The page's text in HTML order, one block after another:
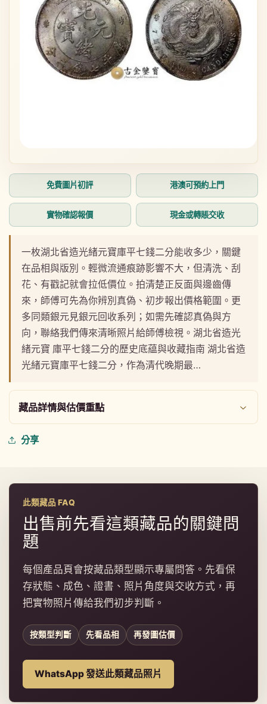
互
動
窗
體
檔
案
1
免費圖片初評 港澳可預約上門
實物確認報價 現金或轉賬交收
一枚湖北省造光緒元寶庫平七錢二分能收多少，關鍵
在品相與版別。輕微流通痕跡影響不大，但清洗、刮
花、有戳記就會拉低價位。拍清楚正反面與邊齒傳
來，師傅可先為你辨別真偽、初步報出價格範圍。更
多同類銀元見銀元回收系列；如需先確認真偽與方
向，聯絡我們傳來清晰照片給師傅檢視。湖北省造光
緒元寶 庫平七錢二分的歷史底藴與收藏指南 湖北省造
光緒元寶庫平七錢二分，作為清代晚期最…
藏品詳情與估價重點
分享
此類藏品 FAQ
出售前先看這類藏品的關鍵問
題
每個產品頁會按藏品類型顯示專屬問答。先看保
存狀態、成色、證書、照片角度與交收方式，再
把實物照片傳給我們初步判斷。
按類型判斷 先看品相 再發圖估價
WhatsApp 發送此類藏品照片